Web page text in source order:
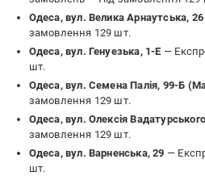
Одеса, вул. Велика Арнаутська, 26
замовлення 129 шт.
Одеса, вул. Генуезька, 1-Е —
шт.
Одеса, вул. Семена Палія, 99-Б
замовлення 129 шт.
Одеса, вул. Олексія
замовлення 129 шт.
Одеса, вул. Варненська, 29 —
шт.